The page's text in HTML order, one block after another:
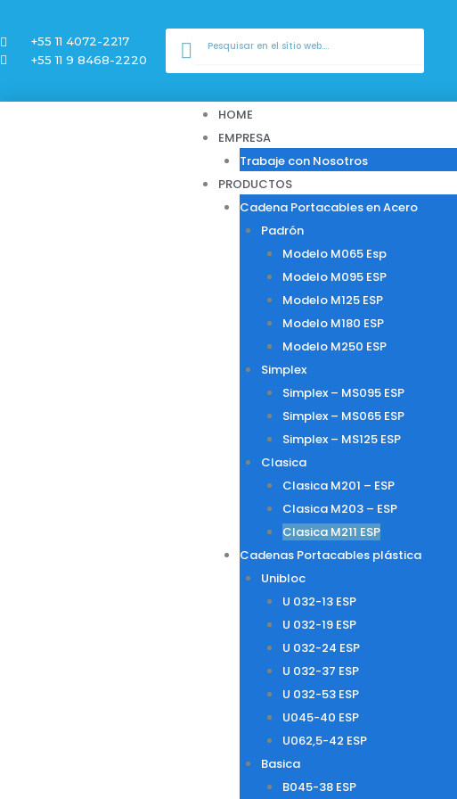
al
contenido
+55 11 4072-2217
+55 11 9 8468-2220
Buscar
HOME
EMPRESA
Trabaje con Nosotros
PRODUCTOS
Cadena Portacables en Acero
Padrón
Modelo M065 Esp
Modelo M095 ESP
Modelo M125 ESP
Modelo M180 ESP
Modelo M250 ESP
Simplex
Simplex – MS095 ESP
Simplex – MS065 ESP
Simplex – MS125 ESP
Clasica
Clasica M201 – ESP
Clasica M203 – ESP
Clasica M211 ESP
Cadenas Portacables plástica
Unibloc
U 032-13 ESP
U 032-19 ESP
U 032-24 ESP
U 032-37 ESP
U 032-53 ESP
U045-40 ESP
U062,5-42 ESP
Basica
B045-38 ESP